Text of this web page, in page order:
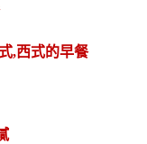
,西式的早餐